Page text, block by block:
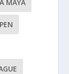
MAYA